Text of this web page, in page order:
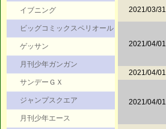
イブニング
ビッグコミックスペリオール
ゲッサン
月刊少年ガンガン
サンデーＧＸ
ジャンプスクエア
月刊少年エース
2021/03/31
2021/04/01
2021/04/01
2021/04/01